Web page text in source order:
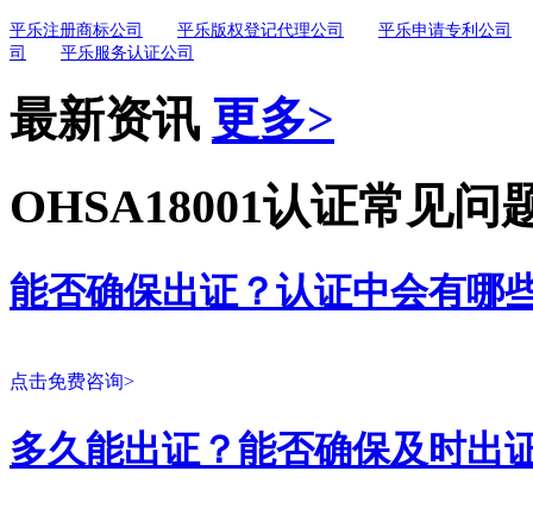
平乐注册商标公司 平乐版权登记代理公司
平乐申请专利公司
司
平乐服务认证公司
最新资讯 更多>
OHSA18001认证常见问
能否确保出证？认证中会有哪
点击免费咨询>
多久能出证？能否确保及时出